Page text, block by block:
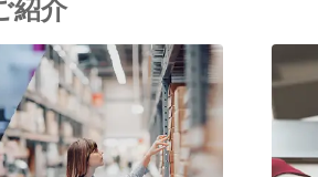
紹介